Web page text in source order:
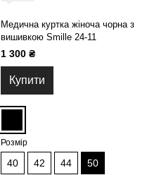
Медична куртка жіноча чорна з
вишивкою Smille 24-11
1 300 ₴
Купити
Розмір
40 42 44 50